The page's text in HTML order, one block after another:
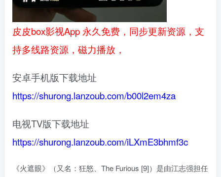
皮皮box影视App 永久免费，同步更新资源，支
持多线路资源，磁力播放，
安卓手机版下载地址
https://shurong.lanzoub.com/b00l2em4za
电视TV版下载地址
https://shurong.lanzoub.com/iLXmE3bhmf3c
《火遮眼》（又名：狂怒、The Furious [9]）是由江志强担任